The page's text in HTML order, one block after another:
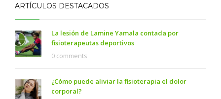
ARTÍCULOS DESTACADOS
La lesión de Lamine Yamala contada por
fisioterapeutas deportivos
0 comments
¿Cómo puede aliviar la fisioterapia el dolor
corporal?